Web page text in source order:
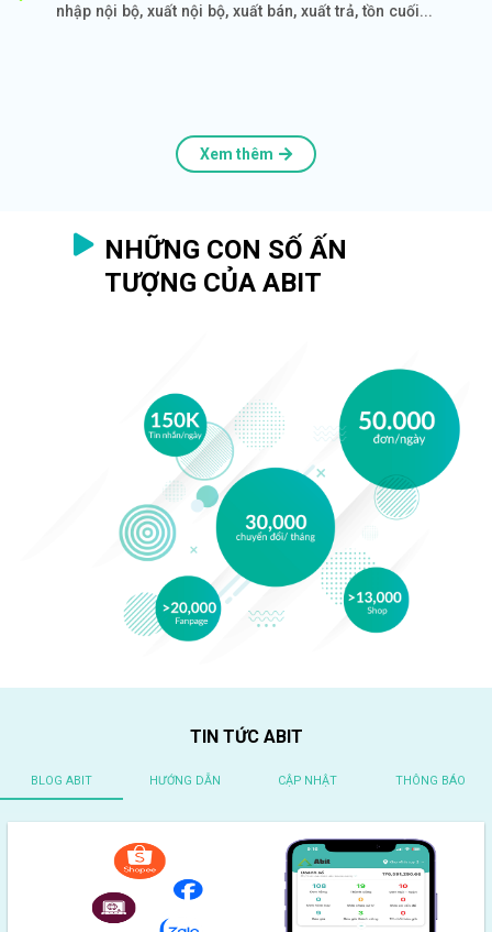
nhập nội bộ, xuất nội bộ, xuất bán, xuất trả, tồn cuối...
Xem thêm
NHỮNG CON SỐ ẤN
TƯỢNG CỦA ABIT
TIN TỨC ABIT
BLOG ABIT HƯỚNG DẪN CẬP NHẬT THÔNG BÁO